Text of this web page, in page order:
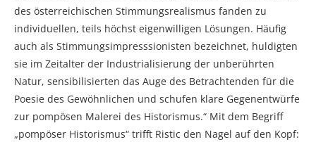
des österreichischen Stimmungsrealismus fanden zu
individuellen, teils höchst eigenwilligen Lösungen. Häufig
auch als Stimmungsimpresssionisten bezeichnet, huldigten
sie im Zeitalter der Industrialisierung der unberührten
Natur, sensibilisierten das Auge des Betrachtenden für die
Poesie des Gewöhnlichen und schufen klare Gegenentwürfe
zur pompösen Malerei des Historismus.“ Mit dem Begriff
„pompöser Historismus“ trifft Ristic den Nagel auf den Kopf: